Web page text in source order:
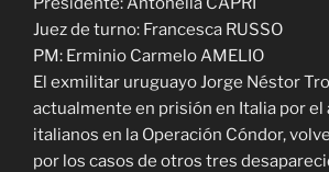
Juez de turno: Francesca RUSSO
PM: Erminio Carmelo AMELIO
El exmilitar uruguayo Jorge Néstor
actualmente en prisión en Italia por el
italianos en la Operación Cóndor,
por los casos de otros tres